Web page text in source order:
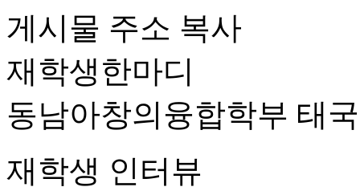
게시물 주소 복사
재학생한마디
동남아창의융합학부 태
재학생 인터뷰